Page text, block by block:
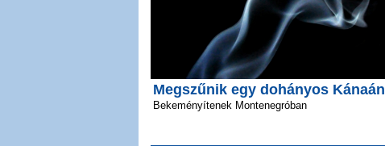
Megszűnik egy dohányos Kánaán
Bekeményítenek Montenegróban